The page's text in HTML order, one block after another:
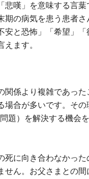
悲嘆」を意味する言
期の病気を患う患者
安と恐怖」「希望」
ます。
関係より複雑であっ
合が多いです。そ
題）を解決する機会
死に向き合わなかっ
せん。お父さまとの